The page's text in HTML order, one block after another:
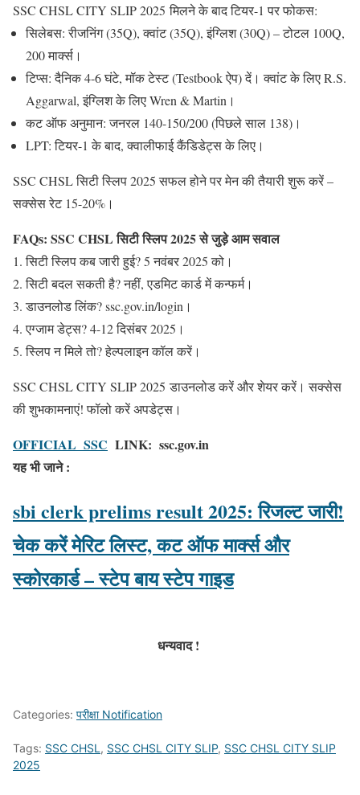
SSC CHSL CITY SLIP 2025 मिलने के बाद टियर-1 पर फोकस:
सिलेबस: रीजनिंग (35Q), क्वांट (35Q), इंग्लिश (30Q) – टोटल 100Q,
200 मार्क्स।
टिप्स: दैनिक 4-6 घंटे, मॉक टेस्ट (Testbook ऐप) दें। क्वांट के लिए R.S.
Aggarwal, इंग्लिश के लिए Wren & Martin।
कट ऑफ अनुमान: जनरल 140-150/200 (पिछले साल 138)।
LPT: टियर-1 के बाद, क्वालीफाई कैंडिडेट्स के लिए।
SSC CHSL सिटी स्लिप 2025सफल होने पर मेन की तैयारी शुरू करें –
सक्सेस रेट 15-20%।
FAQs: SSC CHSL सिटी स्लिप 2025 से जुड़े आम सवाल
सिटी स्लिप कब जारी हुई?5 नवंबर 2025 को।
सिटी बदल सकती है?नहीं, एडमिट कार्ड में कन्फर्म।
डाउनलोड लिंक?ssc.gov.in/login।
एग्जाम डेट्स?4-12 दिसंबर 2025।
स्लिप न मिले तो?हेल्पलाइन कॉल करें।
SSC CHSL CITY SLIP 2025 डाउनलोड करें और शेयर करें। सक्सेस
की शुभकामनाएं! फॉलो करें अपडेट्स।
OFFICIAL SSC LINK: ssc.gov.in
यह भी जाने :
sbi clerk prelims result 2025: रिजल्ट जारी!
चेक करें मेरिट लिस्ट, कट ऑफ मार्क्स और
स्कोरकार्ड – स्टेप बाय स्टेप गाइड
धन्यवाद !
Categories: परीक्षा Notification
Tags: SSC CHSL , SSC CHSL CITY SLIP, SSC CHSL CITY SLIP
2025